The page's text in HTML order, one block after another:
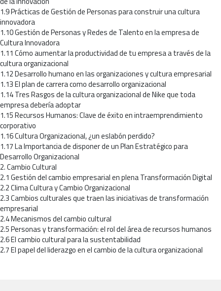
1.9 Prácticas de Gestión de Personas para construir una cultura
innovadora
1.10 Gestión de Personas y Redes de Talento en la empresa de
Cultura Innovadora
1.11 Cómo aumentar la productividad de tu empresa a través de la
cultura organizacional
1.12 Desarrollo humano en las organizaciones y cultura empresarial
1.13 El plan de carrera como desarrollo organizacional
1.14 Tres Rasgos de la cultura organizacional de Nike que toda
empresa debería adoptar
1.15 Recursos Humanos: Clave de éxito en intraemprendimiento
corporativo
1.16 Cultura Organizacional, ¿un eslabón perdido?
1.17 La Importancia de disponer de un Plan Estratégico para
Desarrollo Organizacional
2. Cambio Cultural
2.1 Gestión del cambio empresarial en plena Transformación Digital
2.2 Clima Cultura y Cambio Organizacional
2.3 Cambios culturales que traen las iniciativas de transformación
empresarial
2.4 Mecanismos del cambio cultural
2.5 Personas y transformación: el rol del área de recursos humanos
2.6 El cambio cultural para la sustentabilidad
2.7 El papel del liderazgo en el cambio de la cultura organizacional